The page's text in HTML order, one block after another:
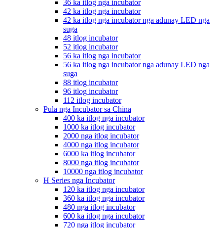
36 ka itlog nga incubator
42 ka itlog nga incubator
42 ka itlog nga incubator nga adunay LED nga
suga
48 itlog incubator
52 itlog incubator
56 ka itlog nga incubator
56 ka itlog nga incubator nga adunay LED nga
suga
88 itlog incubator
96 itlog incubator
112 itlog incubator
Pula nga Incubator sa China
400 ka itlog nga incubator
1000 ka itlog incubator
2000 nga itlog incubator
4000 nga itlog incubator
6000 ka itlog incubator
8000 nga itlog incubator
10000 nga itlog incubator
H Series nga Incubator
120 ka itlog nga incubator
360 ka itlog nga incubator
480 nga itlog incubator
600 ka itlog nga incubator
720 nga itlog incubator